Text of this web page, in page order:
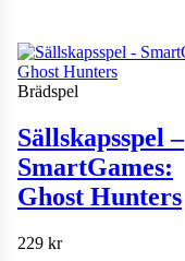
Brädspel
Sällskapsspel –
SmartGames:
Ghost Hunters
229 kr